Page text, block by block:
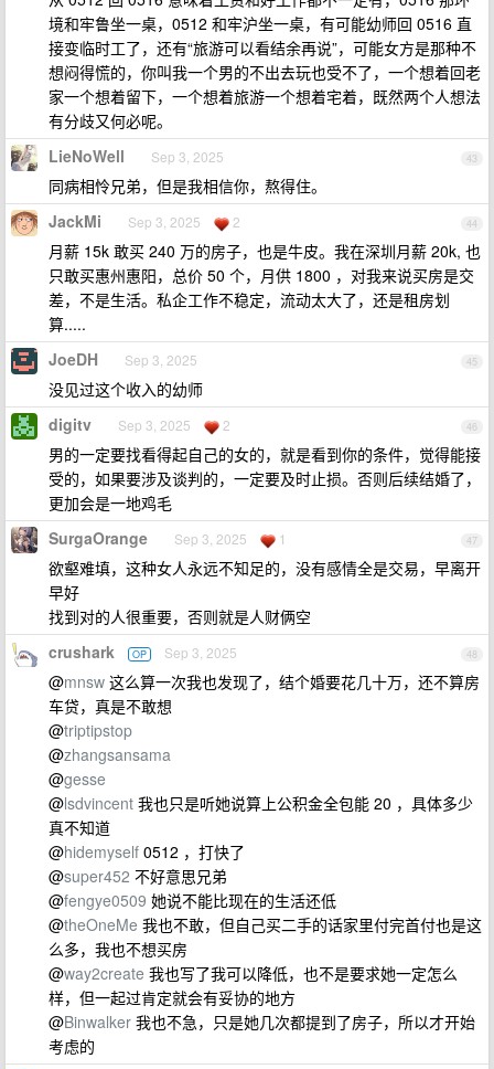
境和牢鲁坐一桌，0512 和牢沪坐一桌，有可能幼师回 0516 直
接变临时工了，还有“旅游可以看结余再说”，可能女方是那种不
想闷得慌的，你叫我一个男的不出去玩也受不了，一个想着回老
家一个想着留下，一个想着旅游一个想着宅着，既然两个人想法
有分歧又何必呢。
43
LieNoWell Sep 3, 2025
同病相怜兄弟，但是我相信你，熬得住。
44
JackMi Sep 3, 2025 2
月薪 15k 敢买 240 万的房子，也是牛皮。我在深圳月薪 20k, 也
只敢买惠州惠阳，总价 50 个，月供 1800 ，对我来说买房是交
差，不是生活。私企工作不稳定，流动太大了，还是租房划
算.....
45
JoeDH Sep 3, 2025
没见过这个收入的幼师
46
digitv Sep 3, 2025 2
男的一定要找看得起自己的女的，就是看到你的条件，觉得能接
受的，如果要涉及谈判的，一定要及时止损。否则后续结婚了，
更加会是一地鸡毛
47
SurgaOrange Sep 3, 2025 1
欲壑难填，这种女人永远不知足的，没有感情全是交易，早离开
早好
找到对的人很重要，否则就是人财俩空
48
crushark OP Sep 3, 2025
@mnsw 这么算一次我也发现了，结个婚要花几十万，还不算房
车贷，真是不敢想
@triptipstop
@zhangsansama
@gesse
@lsdvincent 我也只是听她说算上公积金全包能 20 ，具体多少
真不知道
@hidemyself 0512 ，打快了
@super452 不好意思兄弟
@fengye0509 她说不能比现在的生活还低
@theOneMe 我也不敢，但自己买二手的话家里付完首付也是这
么多，我也不想买房
@way2create 我也写了我可以降低，也不是要求她一定怎么
样，但一起过肯定就会有妥协的地方
@Binwalker 我也不急，只是她几次都提到了房子，所以才开始
考虑的